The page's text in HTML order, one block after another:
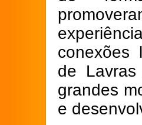
conexões
de
grandes
e